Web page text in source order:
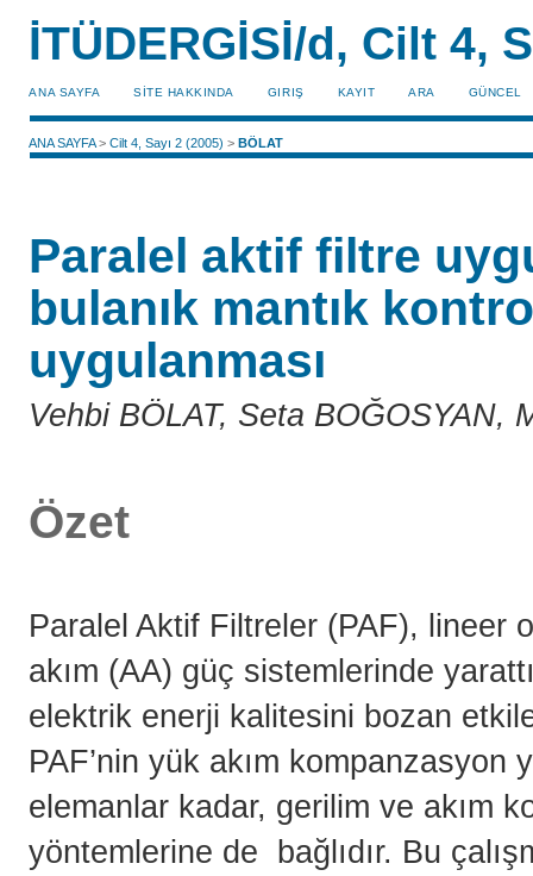
İTÜDERGİSİ/d, Cilt 4,
ANA SAYFA SİTE HAKKINDA GIRIŞ KAYIT ARA GÜNCEL
ANA SAYFA>Cilt 4, Sayı 2 (2005) >BÖLAT
Paralel aktif filtre
bulanık mantık
uygulanması
Vehbi BÖLAT, Seta BOĞOSYAN,
Özet
Paralel Aktif Filtreler (PAF), lineer
akım (AA) güç sistemlerinde
elektrik enerji kalitesini bozan
PAF’nin yük akım kompanzasyon
elemanlar kadar, gerilim ve akım
yöntemlerine de bağlıdır. Bu